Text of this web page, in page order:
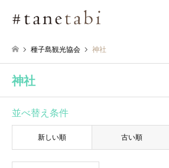
種子島観光協会 神社
神社
並べ替え条件
新しい順 古い順